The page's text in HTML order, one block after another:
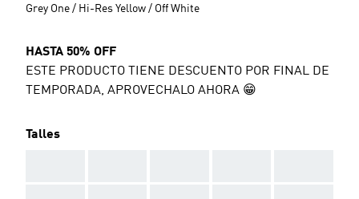
Grey One / Hi-Res Yellow / Off White
HASTA 50% OFF
ESTE PRODUCTO TIENE DESCUENTO POR FINAL DE
TEMPORADA, APROVECHALO AHORA 😁
Talles